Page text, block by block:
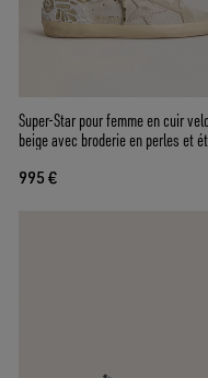
Super-Star pour femme en cuir
beige avec broderie en perles et
995 €